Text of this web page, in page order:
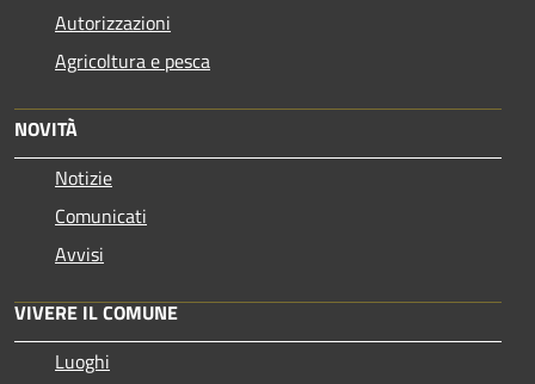
Autorizzazioni
Agricoltura e pesca
NOVITÀ
Notizie
Comunicati
Avvisi
VIVERE IL COMUNE
Luoghi